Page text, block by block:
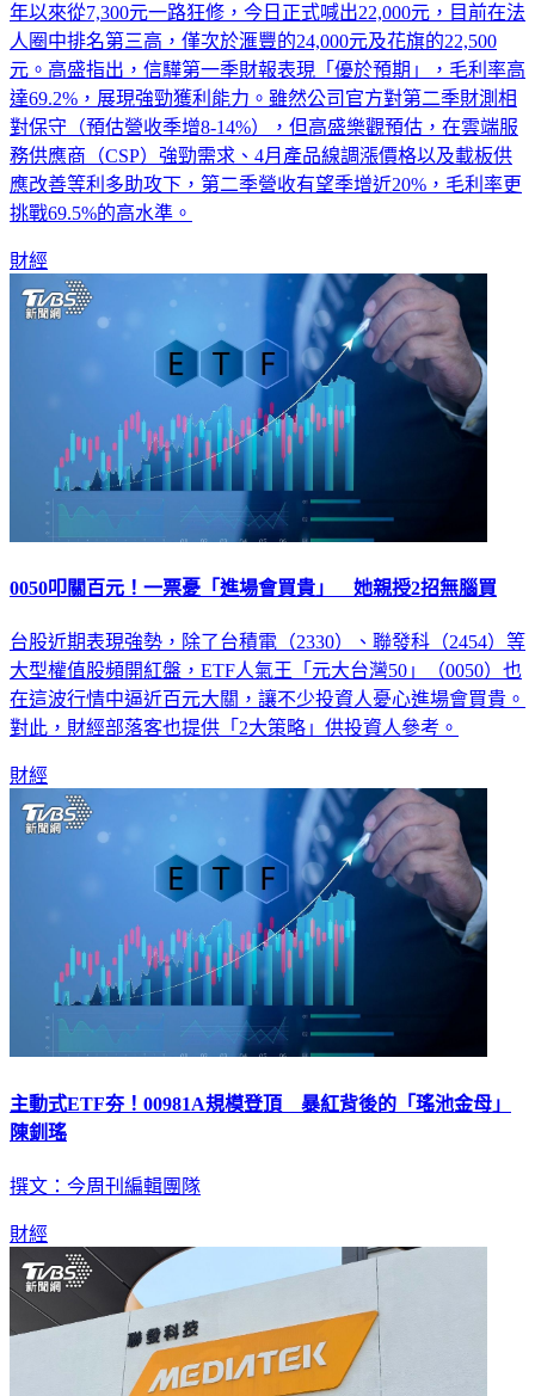
回檔，盤中跌590元報17300元。高盛證券對信驊的目標價，今
年以來從7,300元一路狂修，今日正式喊出22,000元，目前在法
人圈中排名第三高，僅次於滙豐的24,000元及花旗的22,500
元。高盛指出，信驊第一季財報表現「優於預期」，毛利率高
達69.2%，展現強勁獲利能力。雖然公司官方對第二季財測相
對保守（預估營收季增8-14%），但高盛樂觀預估，在雲端服
務供應商（CSP）強勁需求、4月產品線調漲價格以及載板供
應改善等利多助攻下，第二季營收有望季增近20%，毛利率更
財經
台股近期表現強勢，除了台積電（2330）、聯發科（2454）等
大型權值股頻開紅盤，ETF人氣王「元大台灣50」（0050）也
在這波行情中逼近百元大關，讓不少投資人憂心進場會買貴。
財經
主動式ETF夯！00981A規模登頂 暴紅背後的「瑤池金母」
財經